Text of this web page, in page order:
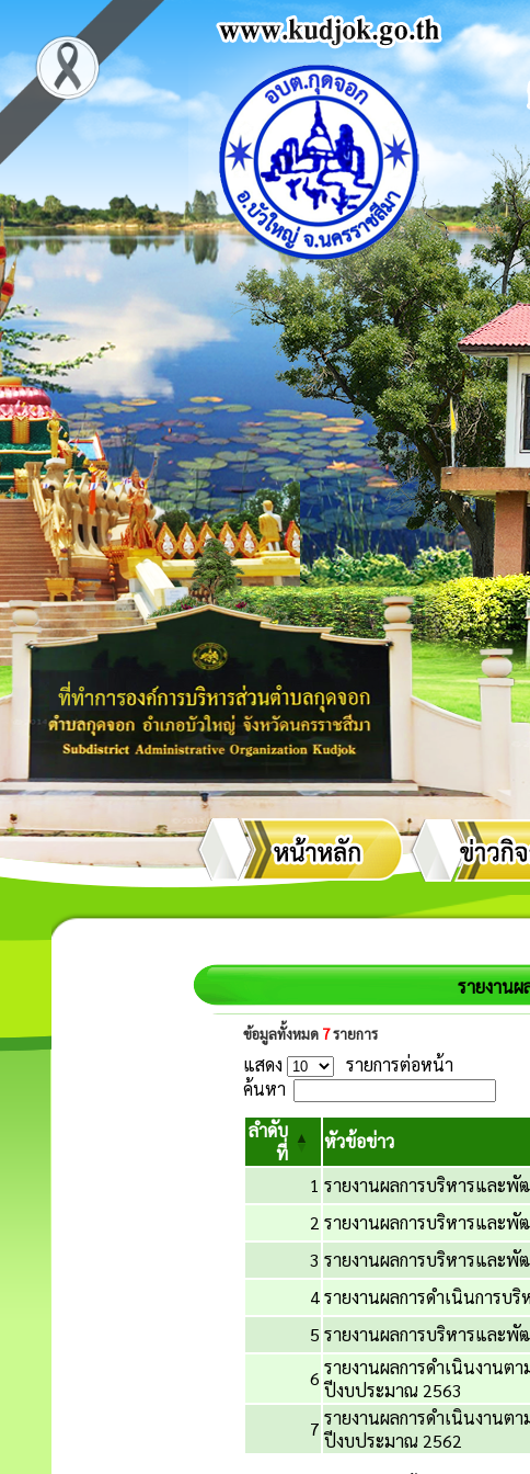
รายงาน
ข้อมูลทั้งหมด 7รายการ
แสดง
รายการต่อหน้า
ค้นหา
ลำดับ
ที่
หัวข้อข่าว
1 รายงานผลการบริหารและ
2 รายงานผลการบริหารและ
3 รายงานผลการบริหารและ
4รายงานผลการดำเนินการ
5 รายงานผลการบริหารและ
6 รายงานผลการดำเนินงานต
ปีงบประมาณ 2563
7 รายงานผลการดำเนินงานต
ปีงบประมาณ 2562